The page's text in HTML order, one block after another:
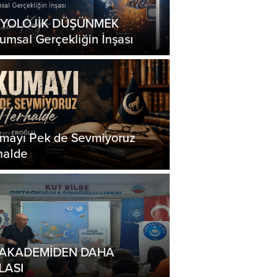
Türkçe...
DÜŞÜNMEK
Gerçekliğin İnşası
Pek de Sevmiyoruz
DAHA